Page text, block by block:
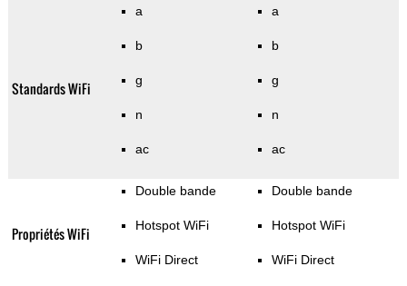
Standards WiFi
a
b
g
n
ac
a
b
g
n
ac
Propriétés WiFi
Double bande
Hotspot WiFi
WiFi Direct
Double bande
Hotspot WiFi
WiFi Direct